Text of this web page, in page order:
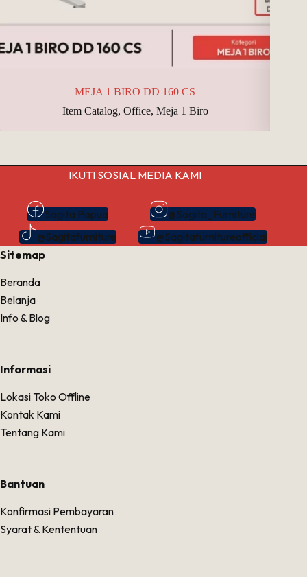
MEJA 1 BIRO DD 160 CS
Item Catalog, Office, Meja 1 Biro
IKUTI SOSIAL MEDIA KAMI
Sagita Papua
@Sagita_Furniture
@Sagitafurniture
@Sagitafurnitureofficial
Sitemap
Beranda
Belanja
Info & Blog
Informasi
Lokasi Toko Offline
Kontak Kami
Tentang Kami
Bantuan
Konfirmasi Pembayaran
Syarat & Kententuan